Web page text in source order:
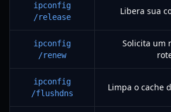
ipconfig
/release
Libera sua
ipconfig
/renew
Solicita um
ipconfig
/flushdns
Limpa o cache